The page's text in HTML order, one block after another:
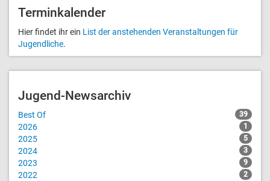
Terminkalender
Hier findet ihr ein List der anstehenden Veranstal­tungen für
Jugendliche.
Jugend-Newsarchiv
Best Of 39
2026 1
2025 5
2024 3
2023 9
2022 2